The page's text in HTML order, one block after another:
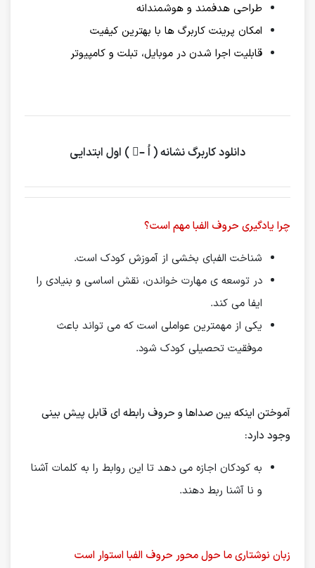
طراحی هدفمند و هوشمندانه
امکان پرینت کاربرگ ها با بهترین کیفیت
قابلیت اجرا شدن در موبایل، تبلت و کامپیوتر
دانلود کاربرگ نشانه ( اُ –ُ ) اول ابتدایی
چرا یادگیری حروف الفبا مهم است؟
شناخت الفبای بخشی از آموزش کودک است.
در توسعه ی مهارت خواندن، نقش اساسی و بنیادی را
ایفا می کند.
یکی از مهمترین عواملی است که می تواند باعث
موفقیت تحصیلی کودک شود.
آموختن اینكه بین صداها و حروف رابطه ای قابل پیش بینی
وجود دارد:
به كودكان اجازه می دهد تا این روابط را به كلمات آشنا
و نا آشنا ربط دهند.
زبان نوشتاری ما حول محور حروف الفبا استوار است